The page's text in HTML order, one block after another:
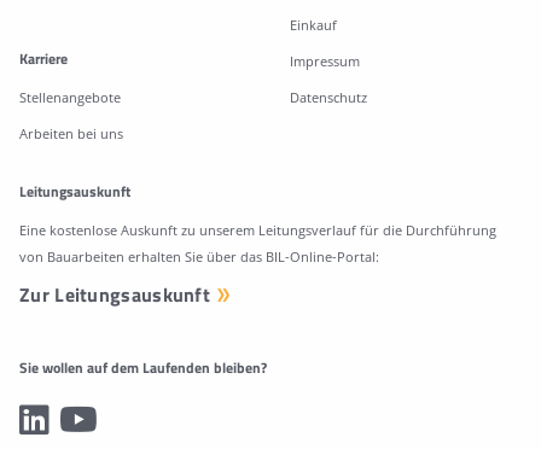
Karriere
Stellenangebote
Arbeiten bei uns
Einkauf
Impressum
Datenschutz
Leitungsauskunft
Eine kostenlose Auskunft zu unserem Leitungsverlauf für die Durchführung
von Bauarbeiten erhalten Sie über das BIL-Online-Portal:
Zur Leitungsauskunft
Sie wollen auf dem Laufenden bleiben?